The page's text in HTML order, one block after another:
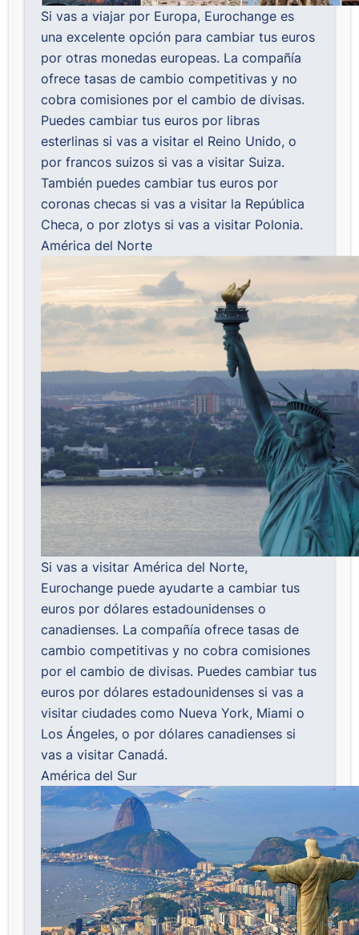
Si vas a viajar por Europa, Eurochange es
una excelente opción para cambiar tus euros
por otras monedas europeas. La compañía
ofrece tasas de cambio competitivas y no
cobra comisiones por el cambio de divisas.
Puedes cambiar tus euros por libras
esterlinas si vas a visitar el Reino Unido, o
por francos suizos si vas a visitar Suiza.
También puedes cambiar tus euros por
coronas checas si vas a visitar la República
Checa, o por zlotys si vas a visitar Polonia.
América del Norte
Si vas a visitar América del Norte,
Eurochange puede ayudarte a cambiar tus
euros por dólares estadounidenses o
canadienses. La compañía ofrece tasas de
cambio competitivas y no cobra comisiones
por el cambio de divisas. Puedes cambiar tus
euros por dólares estadounidenses si vas a
visitar ciudades como Nueva York, Miami o
Los Ángeles, o por dólares canadienses si
vas a visitar Canadá.
América del Sur